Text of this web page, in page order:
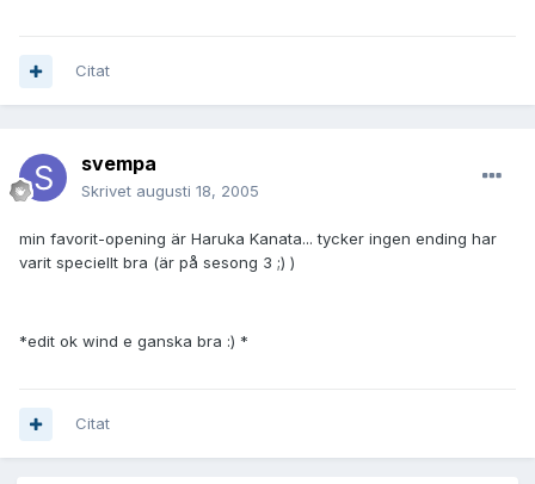
Citat
svempa
Skrivet augusti 18, 2005
min favorit-opening är Haruka Kanata... tycker ingen ending har
varit speciellt bra (är på sesong 3 ;) )
*edit ok wind e ganska bra :) *
Citat